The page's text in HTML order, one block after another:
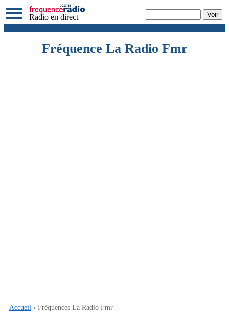
Radio en direct
Fréquence La Radio Fmr
Accueil › Fréquences La Radio Fmr